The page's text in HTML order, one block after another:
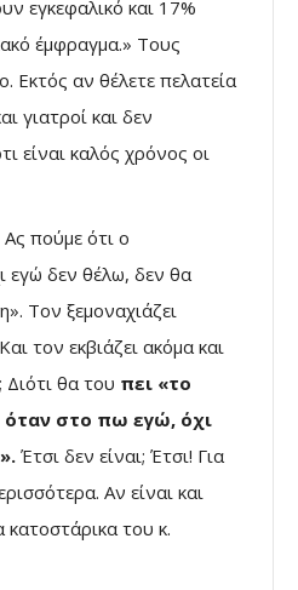
εγκεφαλικό και 17%
έμφραγμα.» Τους
Εκτός αν θέλετε πελατεία
γιατροί και δεν
είναι καλός χρόνος οι
πούμε ότι ο
εγώ δεν θέλω, δεν θα
Τον ξεμοναχιάζει
τον εκβιάζει ακόμα και
Διότι θα του πει «το
στο πω εγώ, όχι
Έτσι δεν είναι; Έτσι! Για
Αν είναι και
του κ.